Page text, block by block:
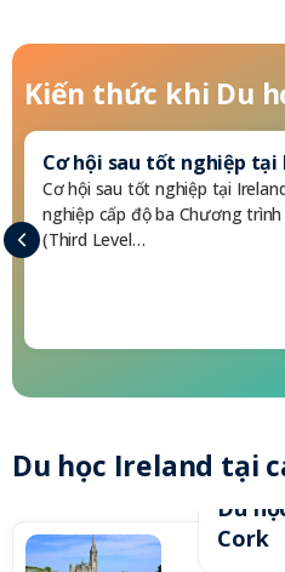
Kiến thức khi Du
Cơ hội sau tốt nghiệp tại
Cơ hội sau tốt nghiệp tại
nghiệp cấp độ ba Chương
(Third Level…
Du học Ireland tại
Du
Cork